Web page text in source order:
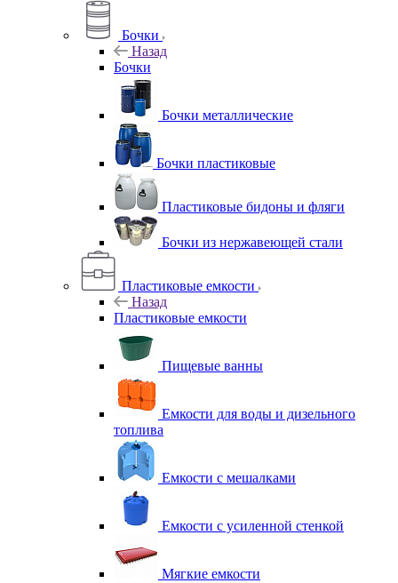
Бочки
Назад
Бочки
Бочки металлические
Бочки пластиковые
Пластиковые бидоны и фляги
Бочки из нержавеющей стали
Пластиковые емкости
Назад
Пластиковые емкости
Пищевые ванны
Емкости для воды и дизельного
топлива
Емкости с мешалками
Емкости с усиленной стенкой
Мягкие емкости